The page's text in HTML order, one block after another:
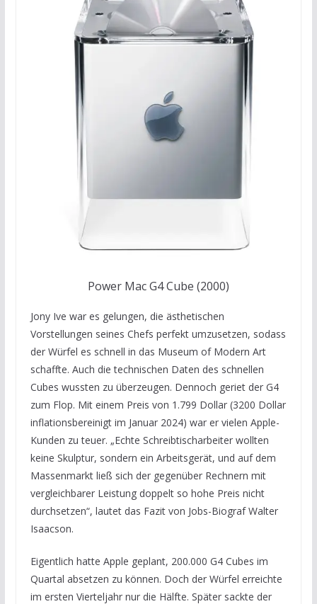
Power Mac G4 Cube (2000)
Jony Ive war es gelungen, die ästhetischen
Vorstellungen seines Chefs perfekt umzusetzen, sodass
der Würfel es schnell in das Museum of Modern Art
schaffte. Auch die technischen Daten des schnellen
Cubes wussten zu überzeugen. Dennoch geriet der G4
zum Flop. Mit einem Preis von 1.799 Dollar (3200 Dollar
inflationsbereinigt im Januar 2024) war er vielen Apple-
Kunden zu teuer. „Echte Schreibtischarbeiter wollten
keine Skulptur, sondern ein Arbeitsgerät, und auf dem
Massenmarkt ließ sich der gegenüber Rechnern mit
vergleichbarer Leistung doppelt so hohe Preis nicht
durchsetzen“, lautet das Fazit von Jobs-Biograf Walter
Isaacson.
Eigentlich hatte Apple geplant, 200.000 G4 Cubes im
Quartal absetzen zu können. Doch der Würfel erreichte
im ersten Vierteljahr nur die Hälfte. Später sackte der